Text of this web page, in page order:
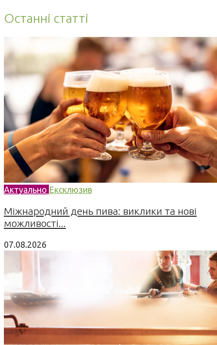
Останні статті
Актуально Ексклюзив
Міжнародний день пива: виклики та нові
можливості...
07.08.2026